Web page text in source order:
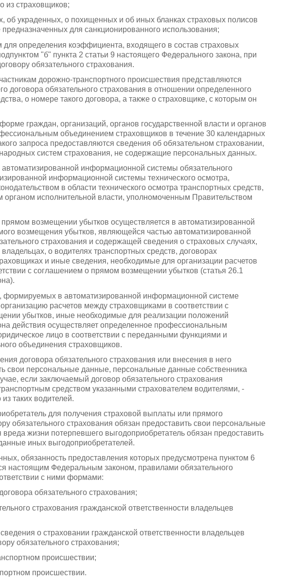
из страховщиков;
об украденных, о похищенных и об иных бланках страховых полисов
предназначенных для санкционированного использования;
определения коэффициента, входящего в состав страховых
"б" пункта 2 статьи 9 настоящего Федерального закона, при
обязательного страхования.
дорожно-транспортного происшествия представляются
договора обязательного страхования в отношении определенного
о номере такого договора, а также о страховщике, с которым он
граждан, организаций, органов государственной власти и органов
объединением страховщиков в течение 30 календарных
запроса предоставляются сведения об обязательном страховании,
систем страхования, не содержащие персональных данных.
информационной системы обязательного
информационной системы технического осмотра,
в области технического осмотра транспортных средств,
исполнительной власти, уполномоченным Правительством
возмещении убытков осуществляется в автоматизированной
возмещения убытков, являющейся частью автоматизированной
страхования и содержащей сведения о страховых случаях,
о водителях транспортных средств, договорах
и иные сведения, необходимые для организации расчетов
с соглашением о прямом возмещении убытков (статья 26.1
формируемых в автоматизированной информационной системе
расчетов между страховщиками в соответствии с
убытков, иные необходимые для реализации положений
действия осуществляет определенное профессиональным
лицо в соответствии с переданными функциями и
объединения страховщиков.
договора обязательного страхования или внесения в него
свои персональные данные, персональные данные собственника
если заключаемый договор обязательного страхования
средством указанными страхователем водителями, -
таких водителей.
для получения страховой выплаты или прямого
обязательного страхования обязан предоставить свои персональные
жизни потерпевшего выгодоприобретатель обязан предоставить
иных выгодоприобретателей.
обязанность предоставления которых предусмотрена пунктом 6
настоящим Федеральным законом, правилами обязательного
с ними формами:
обязательного страхования;
страхования гражданской ответственности владельцев
о страховании гражданской ответственности владельцев
обязательного страхования;
происшествии;
происшествии.